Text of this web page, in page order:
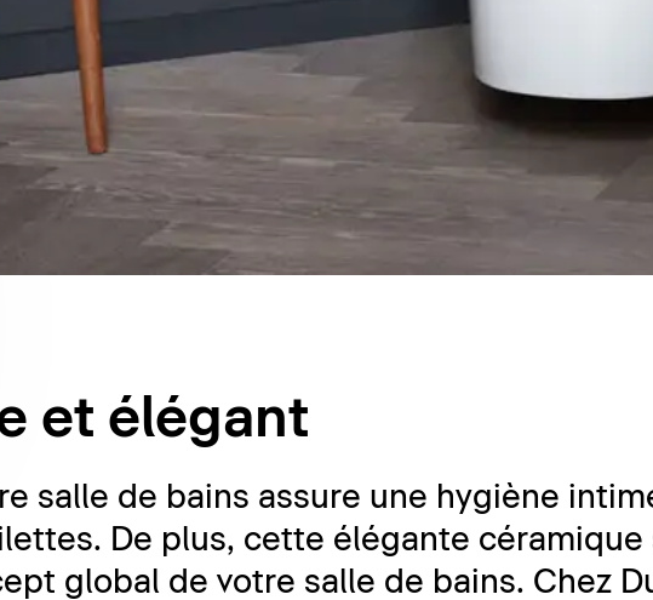
et élégant
salle de bains assure une hygiène
De plus, cette élégante céramique
global de votre salle de bains. Chez